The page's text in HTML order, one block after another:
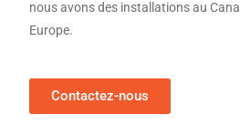
nous avons des installations au
Europe.
Contactez-nous